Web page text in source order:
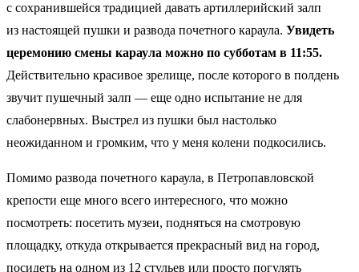
с сохранившейся традицией давать артиллерийский залп
из настоящей пушки и развода почетного караула. Увидеть
церемонию смены караула можно по субботам в 11:55.
Действительно красивое зрелище, после которого в полдень
звучит пушечный залп — еще одно испытание не для
слабонервных. Выстрел из пушки был настолько
неожиданном и громким, что у меня колени подкосились.
Помимо развода почетного караула, в Петропавловской
крепости еще много всего интересного, что можно
посмотреть: посетить музеи, подняться на смотровую
площадку, откуда открывается прекрасный вид на город,
посидеть на одном из 12 стульев или просто погулять